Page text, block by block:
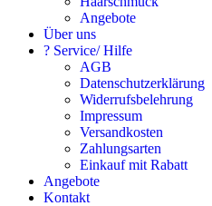
Angebote
Über uns
? Service/ Hilfe
AGB
Datenschutzerklärung
Widerrufsbelehrung
Impressum
Versandkosten
Zahlungsarten
Einkauf mit Rabatt
Angebote
Kontakt